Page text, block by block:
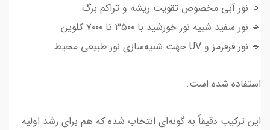
🔹 نور آبی مخصوص تقویت ریشه و تراکم برگ
🔹 نور سفید شبیه نور خورشید با ۳۵۰۰ تا ۷۰۰۰ کلوین
🔹 نور فرقرمز و UV جهت شبیه‌سازی نور طبیعی محیط
استفاده شده است.
این ترکیب دقیقاً به گونه‌ای انتخاب شده که هم برای رشد اولیه